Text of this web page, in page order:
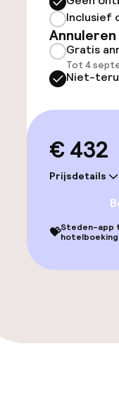
Beleid
Overal
Inclusief
Annuleren
Gratis
Tot 4
Niet-
€ 432
Prijsdetails
💝Steden-app
hotelboeking